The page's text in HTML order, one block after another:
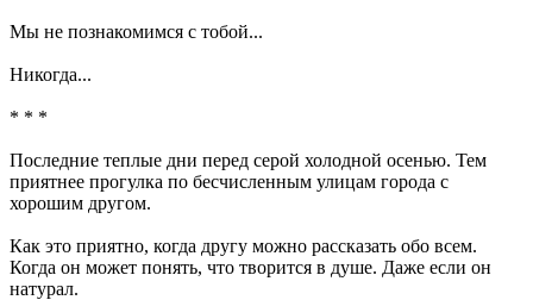
Мы не познакомимся с тобой...
Никогда...
* * *
Последние теплые дни перед серой холодной осенью. Тем
приятнее прогулка по бесчисленным улицам города с
хорошим другом.
Как это приятно, когда другу можно рассказать обо всем.
Когда он может понять, что творится в душе. Даже если он
натурал.